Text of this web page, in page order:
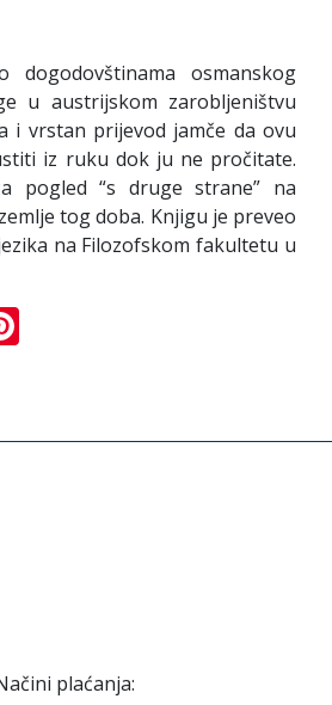
dogodovštinama osmanskog
u austrijskom zarobljeništvu
i vrstan prijevod jamče da ovu
iz ruku dok ju ne pročitate.
pogled “s druge strane” na
tog doba. Knjigu je preveo
na Filozofskom fakultetu u
plaćanja: